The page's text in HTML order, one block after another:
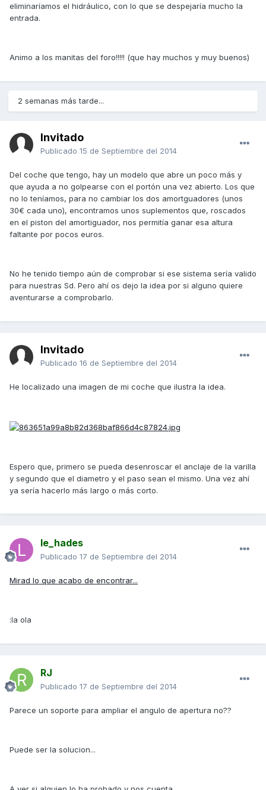
eliminaríamos el hidráulico, con lo que se despejaría mucho la
entrada.
Animo a los manitas del foro!!!!! (que hay muchos y muy buenos)
2 semanas más tarde...
Invitado
Publicado 15 de Septiembre del 2014
Del coche que tengo, hay un modelo que abre un poco más y
que ayuda a no golpearse con el portón una vez abierto. Los que
no lo teníamos, para no cambiar los dos amortguadores (unos
30€ cada uno), encontramos unos suplementos que, roscados
en el piston del amortiguador, nos permitía ganar esa altura
faltante por pocos euros.
No he tenido tiempo aún de comprobar si ese sistema sería valido
para nuestras Sd. Pero ahí os dejo la idea por si alguno quiere
aventurarse a comprobarlo.
Invitado
Publicado 16 de Septiembre del 2014
He localizado una imagen de mi coche que ilustra la idea.
Espero que, primero se pueda desenroscar el anclaje de la varilla
y segundo que el diametro y el paso sean el mismo. Una vez ahí
ya sería hacerlo más largo o más corto.
le_hades
Publicado 17 de Septiembre del 2014
Mirad lo que acabo de encontrar...
:la ola
RJ
Publicado 17 de Septiembre del 2014
Parece un soporte para ampliar el angulo de apertura no??
Puede ser la solucion...